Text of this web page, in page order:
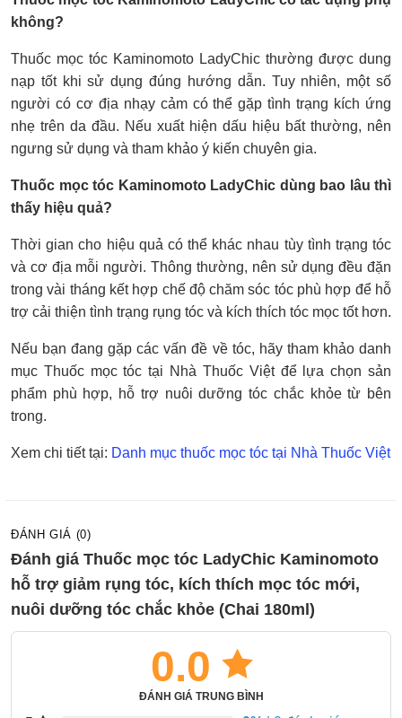
không?
Thuốc mọc tóc Kaminomoto LadyChic thường được dung
nạp tốt khi sử dụng đúng hướng dẫn. Tuy nhiên, một số
người có cơ địa nhạy cảm có thể gặp tình trạng kích ứng
nhẹ trên da đầu. Nếu xuất hiện dấu hiệu bất thường, nên
ngưng sử dụng và tham khảo ý kiến chuyên gia.
Thuốc mọc tóc Kaminomoto LadyChic dùng bao lâu thì
thấy hiệu quả?
Thời gian cho hiệu quả có thể khác nhau tùy tình trạng tóc
và cơ địa mỗi người. Thông thường, nên sử dụng đều đặn
trong vài tháng kết hợp chế độ chăm sóc tóc phù hợp để hỗ
trợ cải thiện tình trạng rụng tóc và kích thích tóc mọc tốt hơn.
Nếu bạn đang gặp các vấn đề về tóc, hãy tham khảo danh
mục Thuốc mọc tóc tại Nhà Thuốc Việt để lựa chọn sản
phẩm phù hợp, hỗ trợ nuôi dưỡng tóc chắc khỏe từ bên
trong.
Xem chi tiết tại: Danh mục thuốc mọc tóc tại Nhà Thuốc Việt
ĐÁNH GIÁ (0)
Đánh giá Thuốc mọc tóc LadyChic Kaminomoto
hỗ trợ giảm rụng tóc, kích thích mọc tóc mới,
nuôi dưỡng tóc chắc khỏe (Chai 180ml)
0.0
ĐÁNH GIÁ TRUNG BÌNH